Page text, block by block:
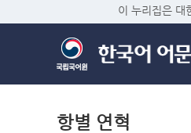
이 누리집은 대
항별 연혁